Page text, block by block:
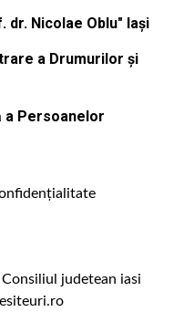
dr. Nicolae Oblu" Iași
a Drumurilor și
a Persoanelor
comunicare@icc.ro
judetean iasi